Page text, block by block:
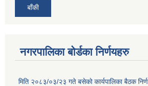
बाँकी
नगरपालिका बोर्डका निर्णयहरु
मिति २०८३/०३/२३ गते बसेको कार्यपालिका बैठक